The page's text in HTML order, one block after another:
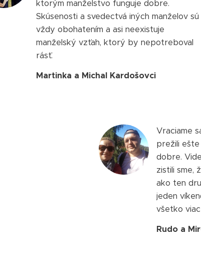
ktorým manželstvo funguje dobre.
Skúsenosti a svedectvá iných manželov sú
vždy obohatením a asi neexistuje
manželský vzťah, ktorý by nepotreboval
rásť.
Martinka a Michal Kardošovci
Vraciame
prežili ešte
dobre.
zistili sme,
ako ten
jeden
všetko
Rudo a